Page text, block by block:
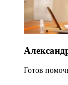
Готов